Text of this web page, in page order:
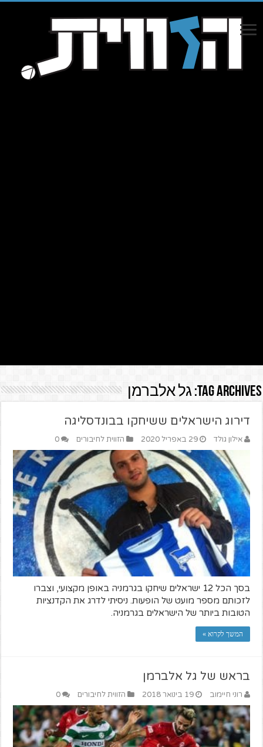
Tag Archives: גל אלברמן
דירוג הישראלים ששיחקו בבונדסליגה
אילון גולד 29 באפריל 2020 הזווית לחיבורים 0
בסך הכל 12 ישראלים שיחקו בגרמניה באופן מקצועי, וצברו
לזכותם מספר מועט של הופעות. ניסיתי לדרג את הקדנציות
הטובות ביותר של הישראלים בגרמניה.
המשך לקרוא »
בראש של גל אלברמן
רוני חיימוב 19 בינואר 2018 הזווית לחיבורים 0